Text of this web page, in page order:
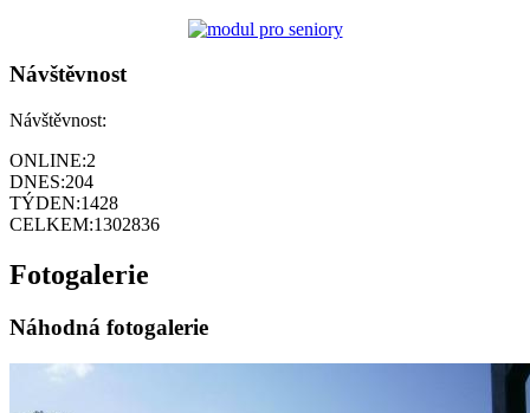
Návštěvnost
Návštěvnost:
ONLINE:2
DNES:204
TÝDEN:1428
CELKEM:1302836
Fotogalerie
Náhodná fotogalerie